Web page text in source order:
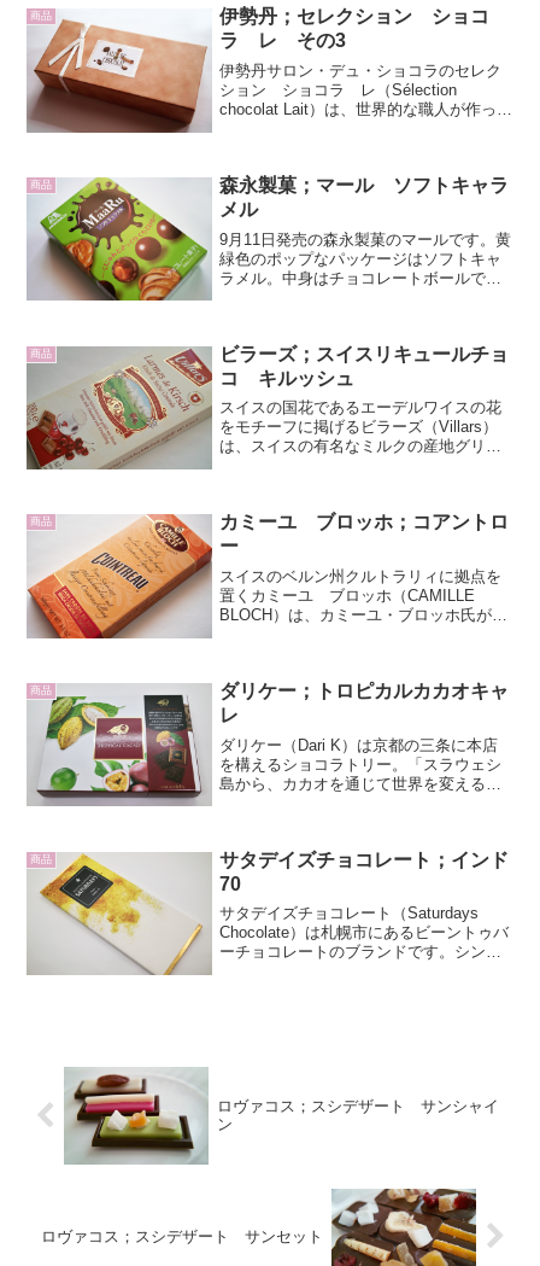
商品
伊勢丹；セレクション ショコ
ラ レ その3
伊勢丹サロン・デュ・ショコラのセレク
ション ショコラ レ（Sélection
chocolat Lait）は、世界的な職人が作った
の...
商品
森永製菓；マール ソフトキャラ
メル
9月11日発売の森永製菓のマールです。黄
緑色のポップなパッケージはソフトキャ
ラメル。中身はチョコレートボールで
ョコレートボールができ...
商品
ビラーズ；スイスリキュールチョ
コ キルッシュ
スイスの国花であるエーデルワイスの花
をモチーフに掲げるビラーズ（Villars）
は、スイスの有名なミルクの産地グリュ
商品
カミーユ ブロッホ；コアントロ
ー
スイスのベルン州クルトラリィに拠点を
置くカミーユ ブロッホ（CAMILLE
BLOCH）は、カミーユ・ブロッホ氏が
ー（COINT...
商品
ダリケー；トロピカルカカオキャ
レ
ダリケー（Dari K）は京都の三条に本店
を構えるショコラトリー。「スラウェシ
島から、カカオを通じて世界を変える」
「K 」の...
商品
サタデイズチョコレート；インド
70
サタデイズチョコレート（Saturdays
Chocolate）は札幌市にあるビーントゥバ
ーチョコレートのブランドです。シング
ロヴァコス；スシデザート サンシャイ
ン
ロヴァコス；スシデザート サンセット